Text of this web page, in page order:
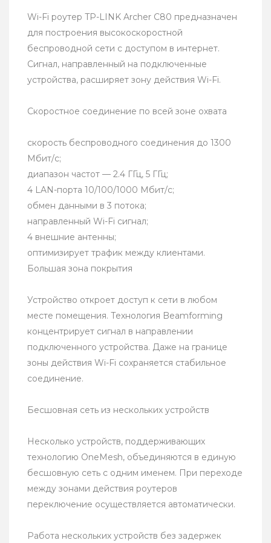
Wi-Fi роутер TP-LINK Archer C80 предназначен
для построения высокоскоростной
беспроводной сети с доступом в интернет.
Сигнал, направленный на подключенные
устройства, расширяет зону действия Wi-Fi.
Скоростное соединение по всей зоне охвата
скорость беспроводного соединения до 1300
Мбит/с;
диапазон частот — 2.4 ГГц, 5 ГГц;
4 LAN-порта 10/100/1000 Мбит/c;
обмен данными в 3 потока;
направленный Wi-Fi сигнал;
4 внешние антенны;
оптимизирует трафик между клиентами.
Большая зона покрытия
Устройство откроет доступ к сети в любом
месте помещения. Технология Beamforming
концентрирует сигнал в направлении
подключенного устройства. Даже на границе
зоны действия Wi-Fi сохраняется стабильное
соединение.
Бесшовная сеть из нескольких устройств
Несколько устройств, поддерживающих
технологию OneMesh, объединяются в единую
бесшовную сеть с одним именем. При переходе
между зонами действия роутеров
переключение осуществляется автоматически.
Работа нескольких устройств без задержек